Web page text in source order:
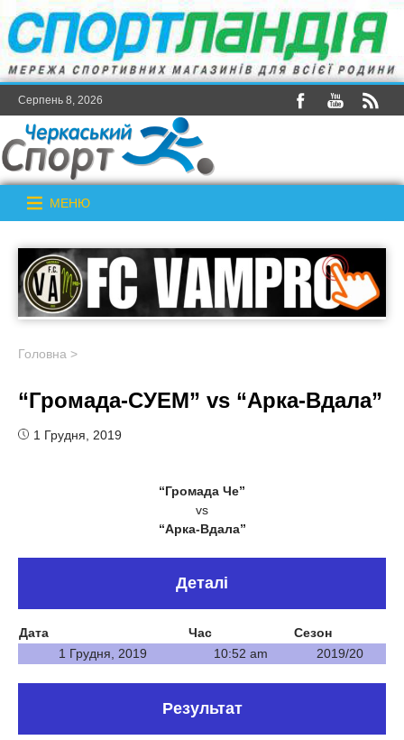
Серпень 8, 2026
МЕНЮ
Головна >
“Громада-СУЕМ” vs “Арка-Вдала”
1 Грудня, 2019
“Громада Че”
vs
“Арка-Вдала”
Деталі
Дата Час
Сезон
1 Грудня, 2019
10:52 am 2019/20
Результат